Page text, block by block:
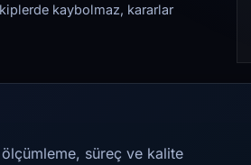
kaybolmaz, kararlar
süreç ve kalite